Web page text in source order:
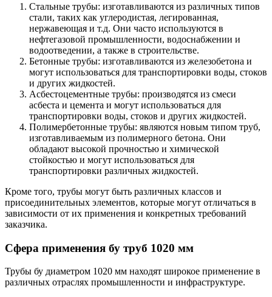
Стальные трубы: изготавливаются из различных типов
стали, таких как углеродистая, легированная,
нержавеющая и т.д. Они часто используются в
нефтегазовой промышленности, водоснабжении и
водоотведении, а также в строительстве.
Бетонные трубы: изготавливаются из железобетона и
могут использоваться для транспортировки воды, стоков
и других жидкостей.
Асбестоцементные трубы: производятся из смеси
асбеста и цемента и могут использоваться для
транспортировки воды, стоков и других жидкостей.
Полимербетонные трубы: являются новым типом труб,
изготавливаемым из полимерного бетона. Они
обладают высокой прочностью и химической
стойкостью и могут использоваться для
транспортировки различных жидкостей.
Кроме того, трубы могут быть различных классов и
присоединительных элементов, которые могут отличаться в
зависимости от их применения и конкретных требований
заказчика.
Сфера применения бу труб 1020 мм
Трубы бу диаметром 1020 мм находят широкое применение в
различных отраслях промышленности и инфраструктуре.